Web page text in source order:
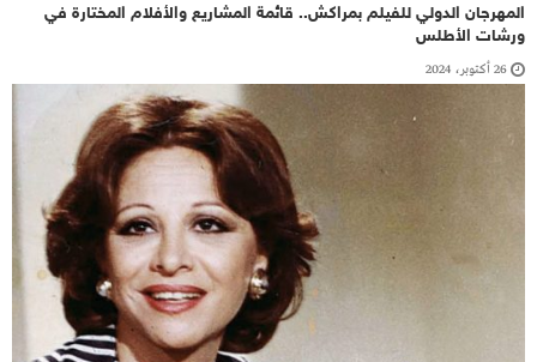
المهرجان الدولي للفيلم بمراكش.. قائمة المشاريع والأفلام المختارة في
ورشات الأطلس
26 أكتوبر، 2024